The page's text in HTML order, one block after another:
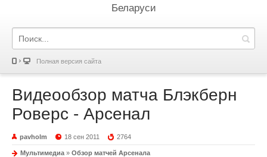
Беларуси
Полная версия сайта
Видеообзор матча Блэкберн
Роверс - Арсенал
pavholm 18 сен 2011 2764
Мультимедиа » Обзор матчей Арсенала